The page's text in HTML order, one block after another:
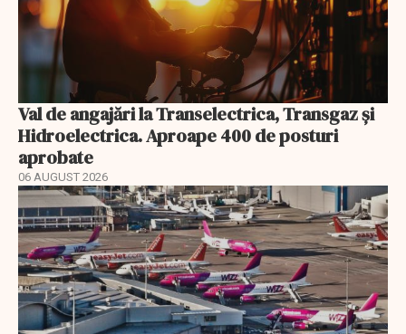
Val de angajări la Transelectrica, Transgaz și
Hidroelectrica. Aproape 400 de posturi
aprobate
06 AUGUST 2026